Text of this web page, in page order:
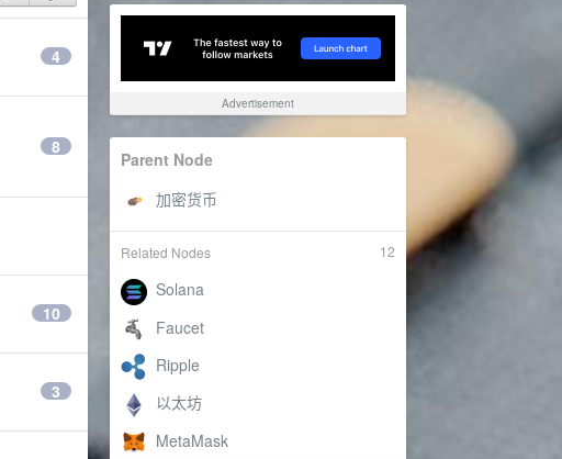
Advertisement
Parent Node
12
Related Nodes
4
8
10
3